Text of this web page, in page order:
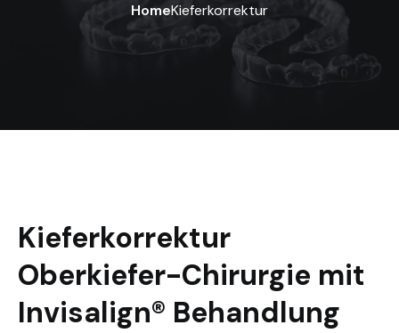
HomeKieferkorrektur
Kieferkorrektur
Oberkiefer-Chirurgie mit
Invisalign® Behandlung